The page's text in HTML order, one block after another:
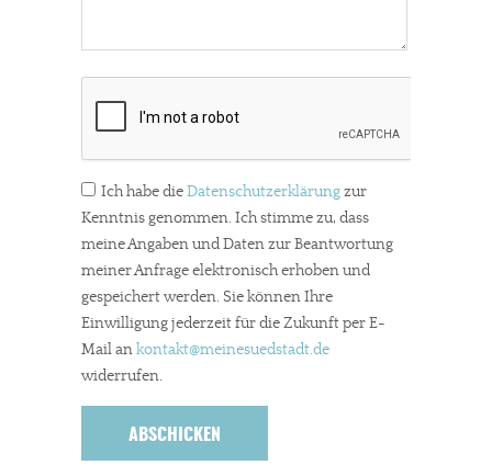
Ich habe dieDatenschutzerklärungzur
Kenntnis genommen. Ich stimme zu, dass
meine Angaben und Daten zur Beantwortung
meiner Anfrage elektronisch erhoben und
gespeichert werden. Sie können Ihre
Einwilligung jederzeit für die Zukunft per E-
Mail ankontakt@meinesuedstadt.de
widerrufen.